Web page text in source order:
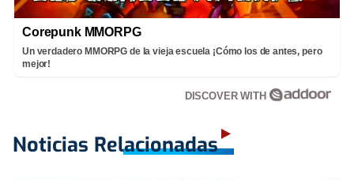
Corepunk MMORPG
Un verdadero MMORPG de la vieja escuela ¡Cómo los de antes, pero
mejor!
DISCOVER WITH
Noticias Relacionadas